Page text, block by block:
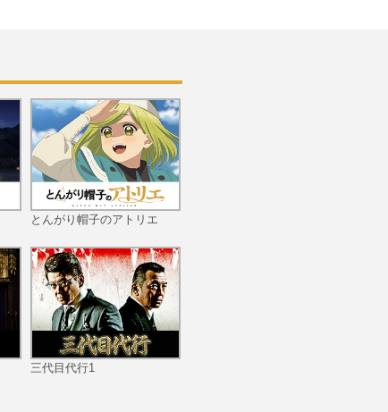
#5.5 ジュエル☆トリコ
怒りの矛先はどこに…
第6話
#6.5 モモの秘密がバレ
た！？新マネージャーと
新アイドル登場！？６人
の運命は…
とんがり帽子のアトリエ
三代目代行1